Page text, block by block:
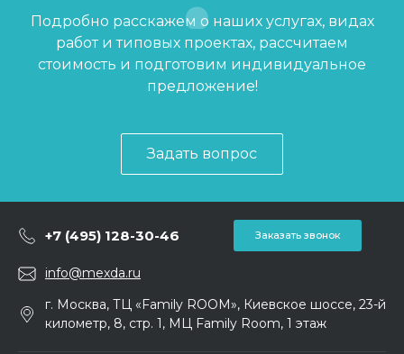
Подробно расскажем о наших услугах, видах
работ и типовых проектах, рассчитаем
стоимость и подготовим индивидуальное
предложение!
Задать вопрос
+7 (495) 128-30-46 Заказать звонок
info@mexda.ru
г. Москва, ТЦ «Family ROOM», Киевское шоссе, 23-й
километр, 8, стр. 1, МЦ Family Room, 1 этаж